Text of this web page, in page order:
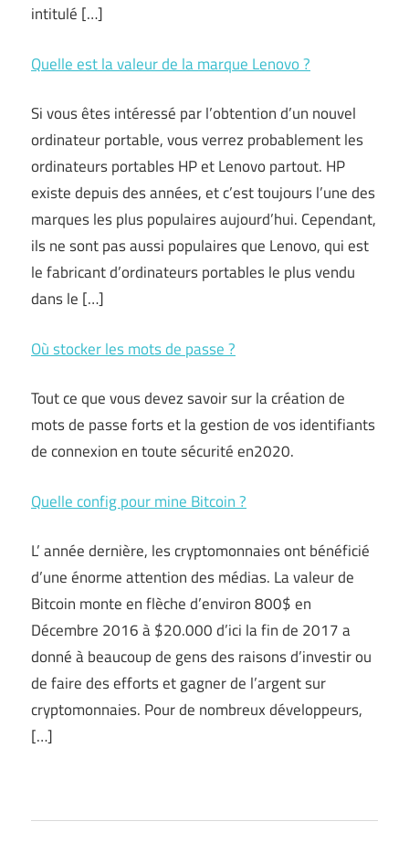
intitulé […]
Quelle est la valeur de la marque Lenovo ?
Si vous êtes intéressé par l’obtention d’un nouvel
ordinateur portable, vous verrez probablement les
ordinateurs portables HP et Lenovo partout. HP
existe depuis des années, et c’est toujours l’une des
marques les plus populaires aujourd’hui. Cependant,
ils ne sont pas aussi populaires que Lenovo, qui est
le fabricant d’ordinateurs portables le plus vendu
dans le […]
Où stocker les mots de passe ?
Tout ce que vous devez savoir sur la création de
mots de passe forts et la gestion de vos identifiants
de connexion en toute sécurité en2020.
Quelle config pour mine Bitcoin ?
L’ année dernière, les cryptomonnaies ont bénéficié
d’une énorme attention des médias. La valeur de
Bitcoin monte en flèche d’environ 800$ en
Décembre 2016 à $20.000 d’ici la fin de 2017 a
donné à beaucoup de gens des raisons d’investir ou
de faire des efforts et gagner de l’argent sur
cryptomonnaies. Pour de nombreux développeurs,
[…]